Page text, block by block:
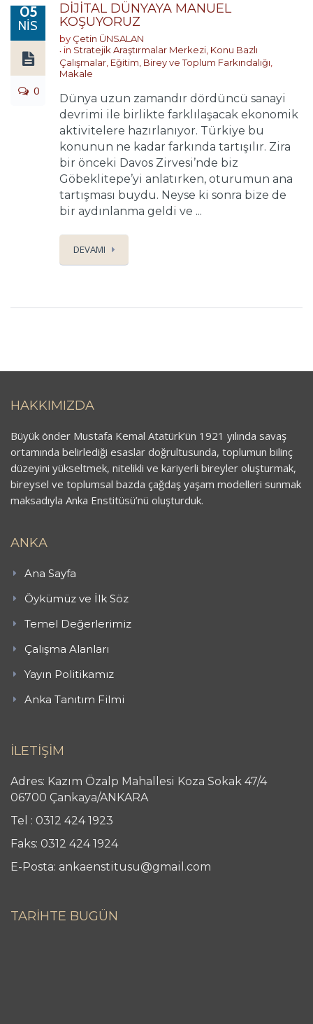
05
NIS
0
DİJİTAL DÜNYAYA MANUEL
KOŞUYORUZ
by Çetin ÜNSALAN
in Stratejik Araştırmalar Merkezi Konu Bazlı
Çalışmalar Eğitim, Birey ve Toplum Farkındalığı
Makale
Dünya uzun zamandır dördüncü sanayi
devrimi ile birlikte farklılaşacak ekonomik
aktivitelere hazırlanıyor. Türkiye bu
konunun ne kadar farkında tartışılır. Zira
bir önceki Davos Zirvesi’nde biz
Göbeklitepe’yi anlatırken, oturumun ana
tartışması buydu. Neyse ki sonra bize de
bir aydınlanma geldi ve ...
DEVAMI
HAKKIMIZDA
Büyük önder Mustafa Kemal Atatürk’ün 1921 yılında savaş
ortamında belirlediği esaslar doğrultusunda, toplumun bilinç
düzeyini yükseltmek, nitelikli ve kariyerli bireyler oluşturmak,
bireysel ve toplumsal bazda çağdaş yaşam modelleri sunmak
maksadıyla Anka Enstitüsü’nü oluşturduk.
ANKA
Ana Sayfa
Öykümüz ve İlk Söz
Temel Değerlerimiz
Çalışma Alanları
Yayın Politikamız
Anka Tanıtım Filmi
İLETİŞİM
Adres: Kazım Özalp Mahallesi Koza Sokak 47/4
06700 Çankaya/ANKARA
Tel : 0312 424 1923
Faks: 0312 424 1924
E-Posta: ankaenstitusu@gmail.com
TARİHTE BUGÜN